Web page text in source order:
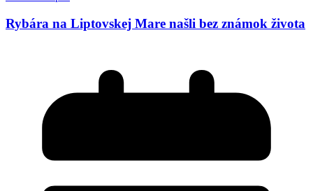
Rybára na Liptovskej Mare našli bez známok života